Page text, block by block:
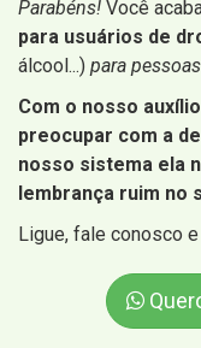
Parabéns! Você
para usuários de
álcool...) para
Com o nosso
preocupar com a
nosso sistema ela
lembrança ruim no
Ligue, fale conosco